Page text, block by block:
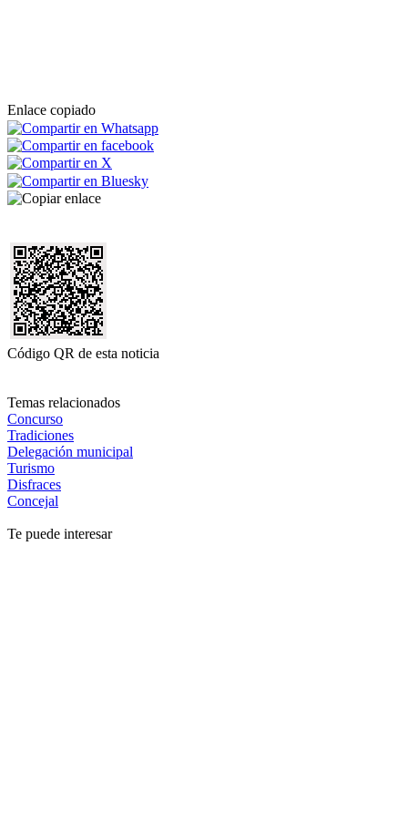
Enlace copiado
Código QR de esta noticia
Temas relacionados
Concurso
Tradiciones
Delegación municipal
Turismo
Disfraces
Concejal
Te puede interesar